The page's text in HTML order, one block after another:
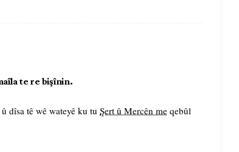
te re bişînin.
dîsa tê wê wateyê ku tu Şert û Mercên me qebûl